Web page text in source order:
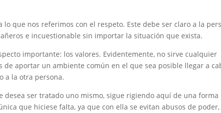
que nos referimos con el respeto. Este debe ser claro a la
e incuestionable sin importar la situación que exista.
importante: los valores. Evidentemente, no sirve cualquier
de aportar un ambiente común en el que sea posible llegar a
a la otra persona.
desea ser tratado uno mismo, sigue rigiendo aquí de una forma
que hiciese falta, ya que con ella se evitan abusos de poder,